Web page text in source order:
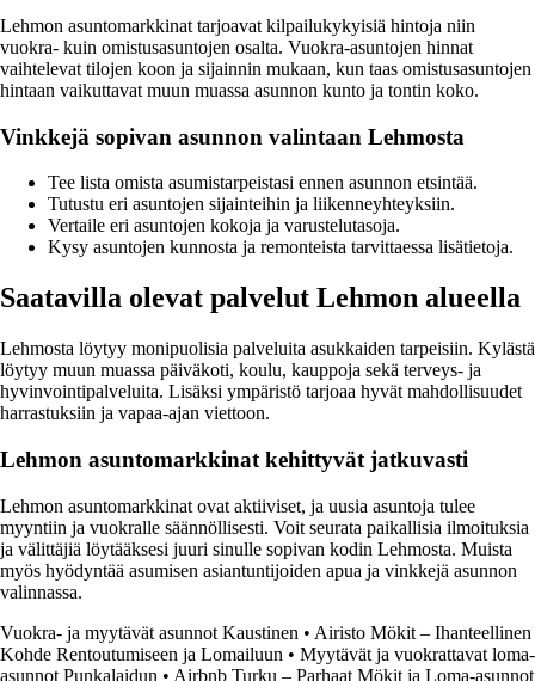
Lehmon asuntomarkkinat tarjoavat kilpailukykyisiä hintoja niin
vuokra- kuin omistusasuntojen osalta. Vuokra-asuntojen hinnat
vaihtelevat tilojen koon ja sijainnin mukaan, kun taas omistusasuntojen
hintaan vaikuttavat muun muassa asunnon kunto ja tontin koko.
Vinkkejä sopivan asunnon valintaan Lehmosta
Tee lista omista asumistarpeistasi ennen asunnon etsintää.
Tutustu eri asuntojen sijainteihin ja liikenneyhteyksiin.
Vertaile eri asuntojen kokoja ja varustelutasoja.
Kysy asuntojen kunnosta ja remonteista tarvittaessa lisätietoja.
Saatavilla olevat palvelut Lehmon alueella
Lehmosta löytyy monipuolisia palveluita asukkaiden tarpeisiin. Kylästä
löytyy muun muassa päiväkoti, koulu, kauppoja sekä terveys- ja
hyvinvointipalveluita. Lisäksi ympäristö tarjoaa hyvät mahdollisuudet
harrastuksiin ja vapaa-ajan viettoon.
Lehmon asuntomarkkinat kehittyvät jatkuvasti
Lehmon asuntomarkkinat ovat aktiiviset, ja uusia asuntoja tulee
myyntiin ja vuokralle säännöllisesti. Voit seurata paikallisia ilmoituksia
ja välittäjiä löytääksesi juuri sinulle sopivan kodin Lehmosta. Muista
myös hyödyntää asumisen asiantuntijoiden apua ja vinkkejä asunnon
valinnassa.
Vuokra- ja myytävät asunnot Kaustinen • Airisto Mökit – Ihanteellinen
Kohde Rentoutumiseen ja Lomailuun • Myytävät ja vuokrattavat loma-
asunnot Punkalaidun • Airbnb Turku – Parhaat Mökit ja Loma-asunnot